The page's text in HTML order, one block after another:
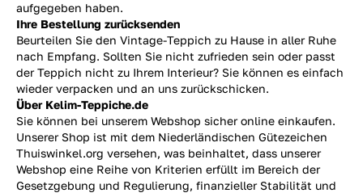
aufgegeben haben.
Ihre Bestellung zurücksenden
Beurteilen Sie den Vintage-Teppich zu Hause in aller Ruhe
nach Empfang. Sollten Sie nicht zufrieden sein oder passt
der Teppich nicht zu Ihrem Interieur? Sie können es einfach
wieder verpacken und an uns zurückschicken.
Über Kelim-Teppiche.de
Sie können bei unserem Webshop sicher online einkaufen.
Unserer Shop ist mit dem Niederländischen Gütezeichen
Thuiswinkel.org versehen, was beinhaltet, dass unserer
Webshop eine Reihe von Kriterien erfüllt im Bereich der
Gesetzgebung und Regulierung, finanzieller Stabilität und